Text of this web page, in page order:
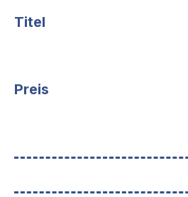
Titel
Preis